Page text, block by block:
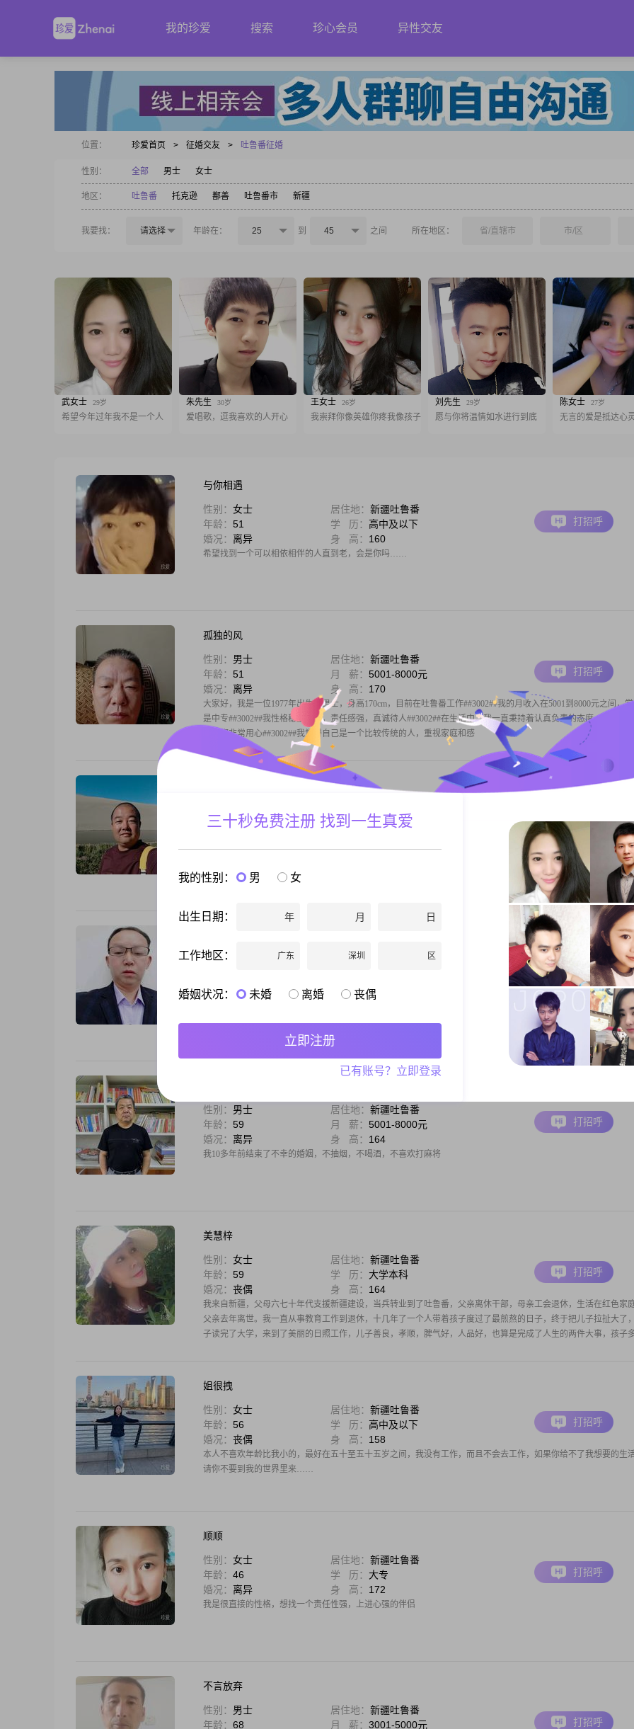
我的珍爱 搜索 珍心会员 异性交友
位置： 珍爱首页 > 征婚交友 > 吐鲁番征婚
性别： 全部 男士 女士
地区： 吐鲁番 托克逊 鄯善 吐鲁番市 新疆
我要找： 请选择 年龄在： 25 到 45 之间 所在地区： 省/直辖市 市/区
武女士 29岁
希望今年过年我不是一个人
朱先生 30岁
爱唱歌，逗我喜欢的人开心
王女士 26岁
我崇拜你像英雄你疼我像孩子
刘先生 29岁
愿与你将温情如水进行到底
陈女士 27岁
无言的爱是抵达心
与你相遇
性别： 女士 居住地： 新疆吐鲁番
年龄： 51 学 历： 高中及以下
婚况： 离异 身 高： 160
希望找到一个可以相依相伴的人直到老，会是你吗……
打招呼
孤独的风
性别： 男士 居住地： 新疆吐鲁番
年龄： 51 月 薪： 5001-8000元
婚况： 离异 身 高： 170
大家好，我是一位1977年出生的男士，身高170cm，目前在吐鲁番工作##3002##我的月收入在5001到8000元之间，
是中专##3002##我性格稳重可靠，责任感强，真诚待人##3002##在生活中，我一直秉持着认真负责的态度，对待工
家庭都非常用心##3002##我觉得自己是一个比较传统的人，重视家庭和感
打招呼
年龄：45 月 薪：5001-8000元
打招呼
性别： 居住地：
婚况：
丧偶 身 高：160
大家好，我是一位1969年出生的男士，身高169cm，目前在南昌工作，月收入在8001到12000元之间##3002##我拥有
本科学历，性格上我比较稳重可靠，对待生活总是保持乐观积极的态度##3002##我认为家庭非常重要，把家庭放在
的首位是我一直以来的坚持##3002##我追求的是一种简单而温馨的生活方式，不
打招呼
性别： 男士 居住地： 新疆吐鲁番
年龄： 59 月 薪： 5001-8000元
婚况： 离异 身 高： 164
我10多年前结束了不幸的婚姻，不抽烟，不喝酒，不喜欢打麻将
打招呼
美慧梓
性别： 女士 居住地： 新疆吐鲁番
年龄： 59 学 历： 大学本科
婚况： 丧偶 身 高： 164
我来自新疆，父母六七十年代支援新疆建设，当兵转业到了吐鲁番，父亲离休干部，母亲工会退休，生活在红色家
父亲去年离世。我一直从事教育工作到退休，十几年了一个人带着孩子度过了最煎熬的日子，终于把儿子拉扯大了
子读完了大学，来到了美丽的日照工作，儿子善良，孝顺，脾气好，人品好，也算是完成了人生的两件大事，孩子
打招呼
姐很拽
性别： 女士 居住地： 新疆吐鲁番
年龄： 56 学 历： 高中及以下
婚况： 丧偶 身 高： 158
本人不喜欢年龄比我小的，最好在五十至五十五岁之间，我没有工作，而且不会去工作，如果你给不了我想要的生
请你不要到我的世界里来……
打招呼
顺顺
性别： 女士 居住地： 新疆吐鲁番
年龄： 46 学 历： 大专
婚况： 离异 身 高： 172
我是很直接的性格，想找一个责任性强，上进心强的伴侣
打招呼
不言放弃
性别： 男士 居住地： 新疆吐鲁番
年龄： 68 月 薪： 3001-5000元
打招呼
三十秒免费注册 找到一生真爱
我的性别： 男 女
出生日期： 年 月 日
工作地区： 广东 深圳 区
婚姻状况： 未婚 离婚 丧偶
立即注册
已有账号？立即登录